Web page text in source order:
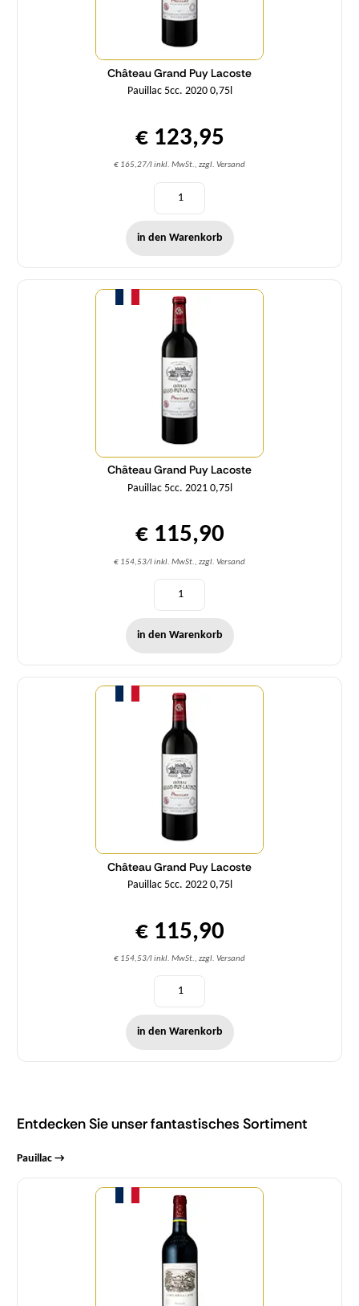
Château Grand Puy Lacoste
Pauillac 5cc. 2020 0,75l
€ 123,95
€ 165,27/l inkl. MwSt., zzgl. Versand
in den Warenkorb
Château Grand Puy Lacoste
Pauillac 5cc. 2021 0,75l
€ 115,90
€ 154,53/l inkl. MwSt., zzgl. Versand
Menge
in den Warenkorb
Château Grand Puy Lacoste
Pauillac 5cc. 2022 0,75l
€ 115,90
€ 154,53/l inkl. MwSt., zzgl. Versand
Menge
in den Warenkorb
Entdecken Sie unser fantastisches Sortiment
Pauillac →
Menge